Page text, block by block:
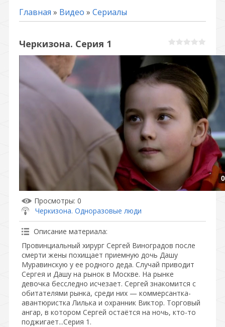
Главная » Видео » Сериалы
Черкизона. Серия 1
Просмотры: 0
Черкизона. Одноразовые люди
Описание материала:
Провинциальный хирург Сергей Виноградов после
смерти жены похищает приемную дочь Дашу
Муравинскую у ее родного деда. Случай приводит
Сергея и Дашу на рынок в Москве. На рынке
девочка бесследно исчезает. Сергей знакомится с
обитателями рынка, среди них — коммерсантка-
авантюристка Лилька и охранник Виктор. Торговый
ангар, в котором Сергей остаётся на ночь, кто-то
поджигает...Серия 1.